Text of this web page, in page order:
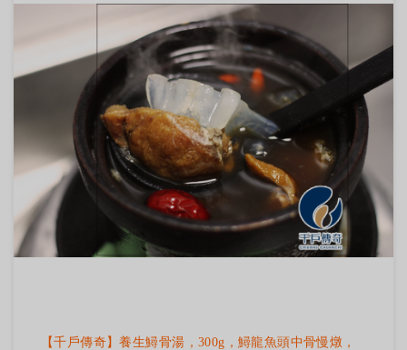
【千戶傳奇】養生鱘骨湯，300g，鱘龍魚頭中骨慢燉，